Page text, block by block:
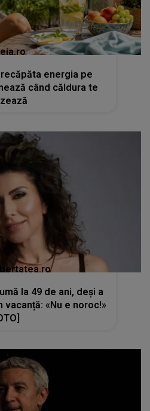
energia pe
când căldura te
la 49 de ani, deși a
«Nu e noroc!»